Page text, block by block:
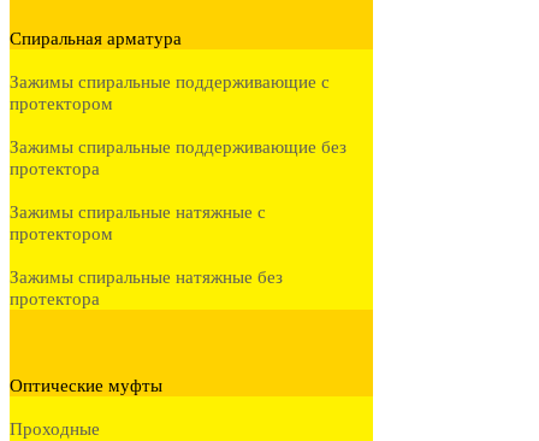
Спиральная арматура
Зажимы спиральные поддерживающие с
протектором
Зажимы спиральные поддерживающие без
протектора
Зажимы спиральные натяжные с
протектором
Зажимы спиральные натяжные без
протектора
Оптические муфты
Проходные